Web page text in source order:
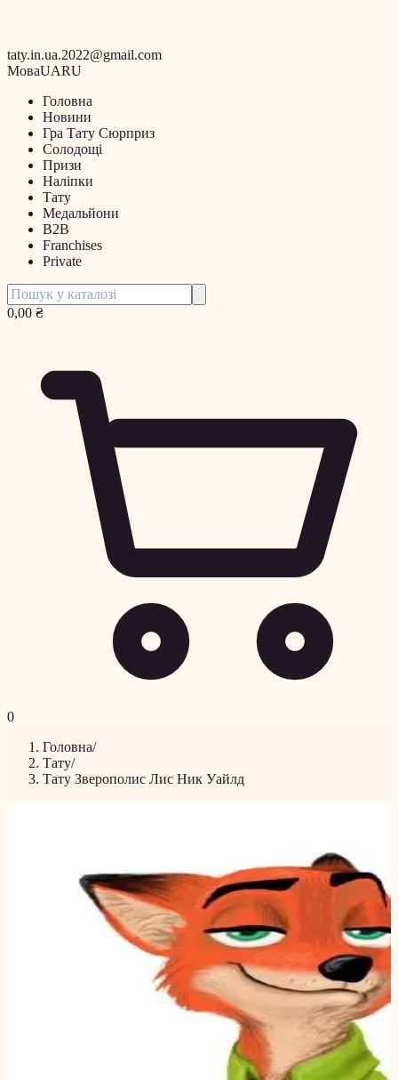
taty.in.ua.2022@gmail.com
МоваUARU
Головна
Новини
Гра Тату Сюрприз
Солодощі
Призи
Наліпки
Тату
Медальйони
B2B
Franchises
Private
0,00 ₴
0
Головна/
Тату/
Тату Зверополис Лис Ник Уайлд